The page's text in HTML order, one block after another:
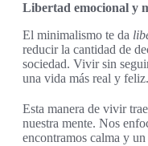
Libertad emocional y
El minimalismo te da
reducir la cantidad de
sociedad. Vivir sin
una vida más real y feliz.
Esta manera de vivir
nuestra mente. Nos
encontramos calma y